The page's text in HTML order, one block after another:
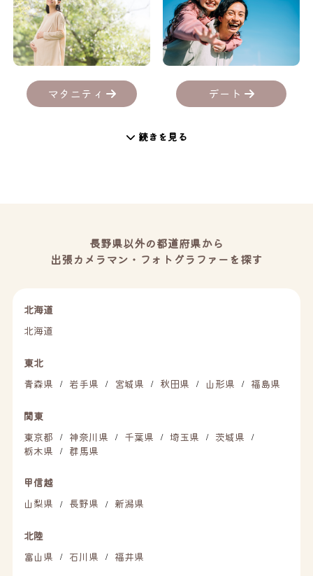
マタニティ デート
続きを見る
長野県以外の都道府県から
出張カメラマン・フォトグラファーを探す
北海道
北海道
東北
青森県
/ 岩手県 / 宮城県 / 秋田県 / 山形県 / 福島県
関東
東京都
/ 神奈川県 / 千葉県 / 埼玉県 / 茨城県 /
栃木県 / 群馬県
甲信越
山梨県
/ 長野県 / 新潟県
北陸
富山県
/ 石川県 / 福井県